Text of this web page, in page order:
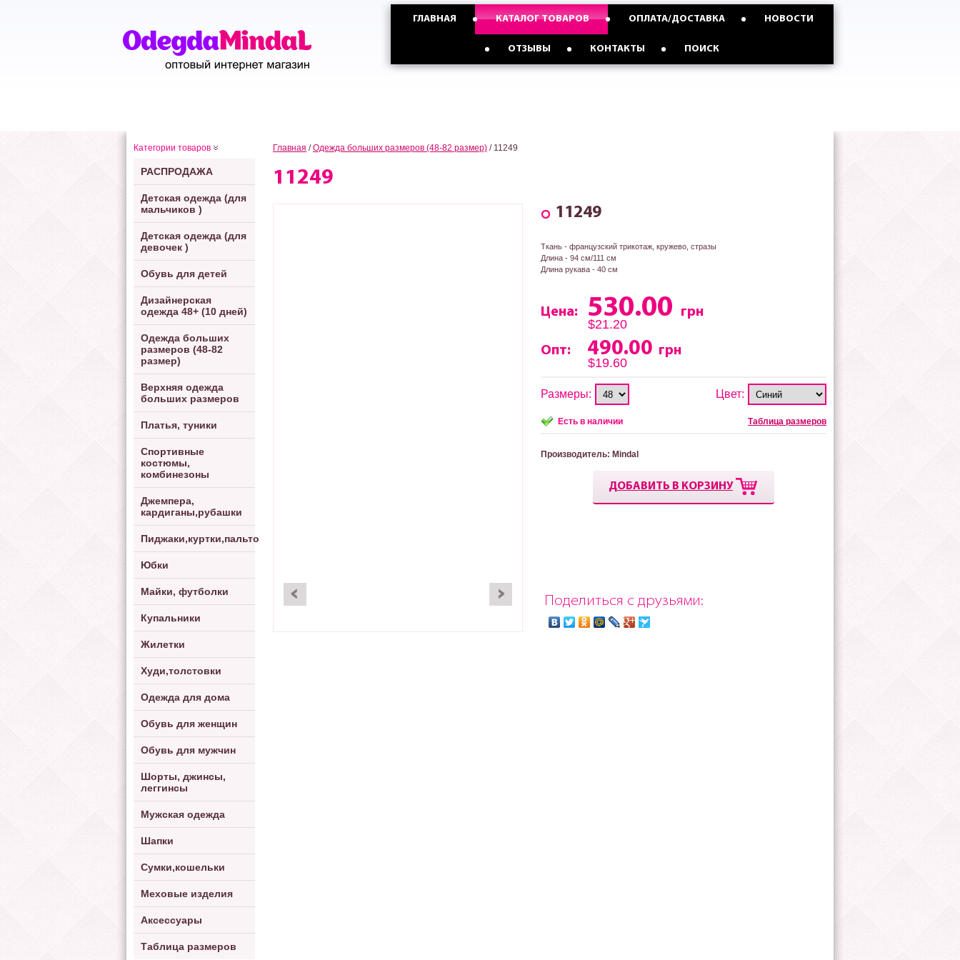
График работы
Опт с Россией,Казахстаном и
Опт с Украиной от
ГЛАВНАЯ КАТАЛОГ ТОВАРОВ ОПЛАТА/ДОСТАВКА НОВОСТИ
ОТЗЫВЫ КОНТАКТЫ ПОИСК
Категории товаров
РАСПРОДАЖА
Детская одежда (для
мальчиков )
Детская одежда (для
девочек )
Обувь для детей
Дизайнерская
одежда 48+ (10 дней)
Одежда больших
размеров (48-82
размер)
Верхняя одежда
больших размеров
Платья, туники
Спортивные
костюмы,
комбинезоны
Джемпера,
кардиганы,рубашки
Пиджаки,куртки,пальто
Юбки
Майки, футболки
Купальники
Жилетки
Худи,толстовки
Одежда для дома
Обувь для женщин
Обувь для мужчин
Шорты, джинсы,
леггинсы
Мужская одежда
Шапки
Сумки,кошельки
Меховые изделия
Аксессуары
Таблица размеров
Главная / Одежда больших размеров (48-82 размер) / 11249
11249
11249
Ткань - французский трикотаж, кружево, стразы
Длина - 94 см/111 см
Длина рукава - 40 см
Цена: 530.00
грн
$21.20
Опт:
490.00 грн
$19.60
Размеры: Цвет:
Есть в наличии Таблица размеров
Производитель: Mindal
ДОБАВИТЬ В КОРЗИНУ
Поделиться с друзьями: